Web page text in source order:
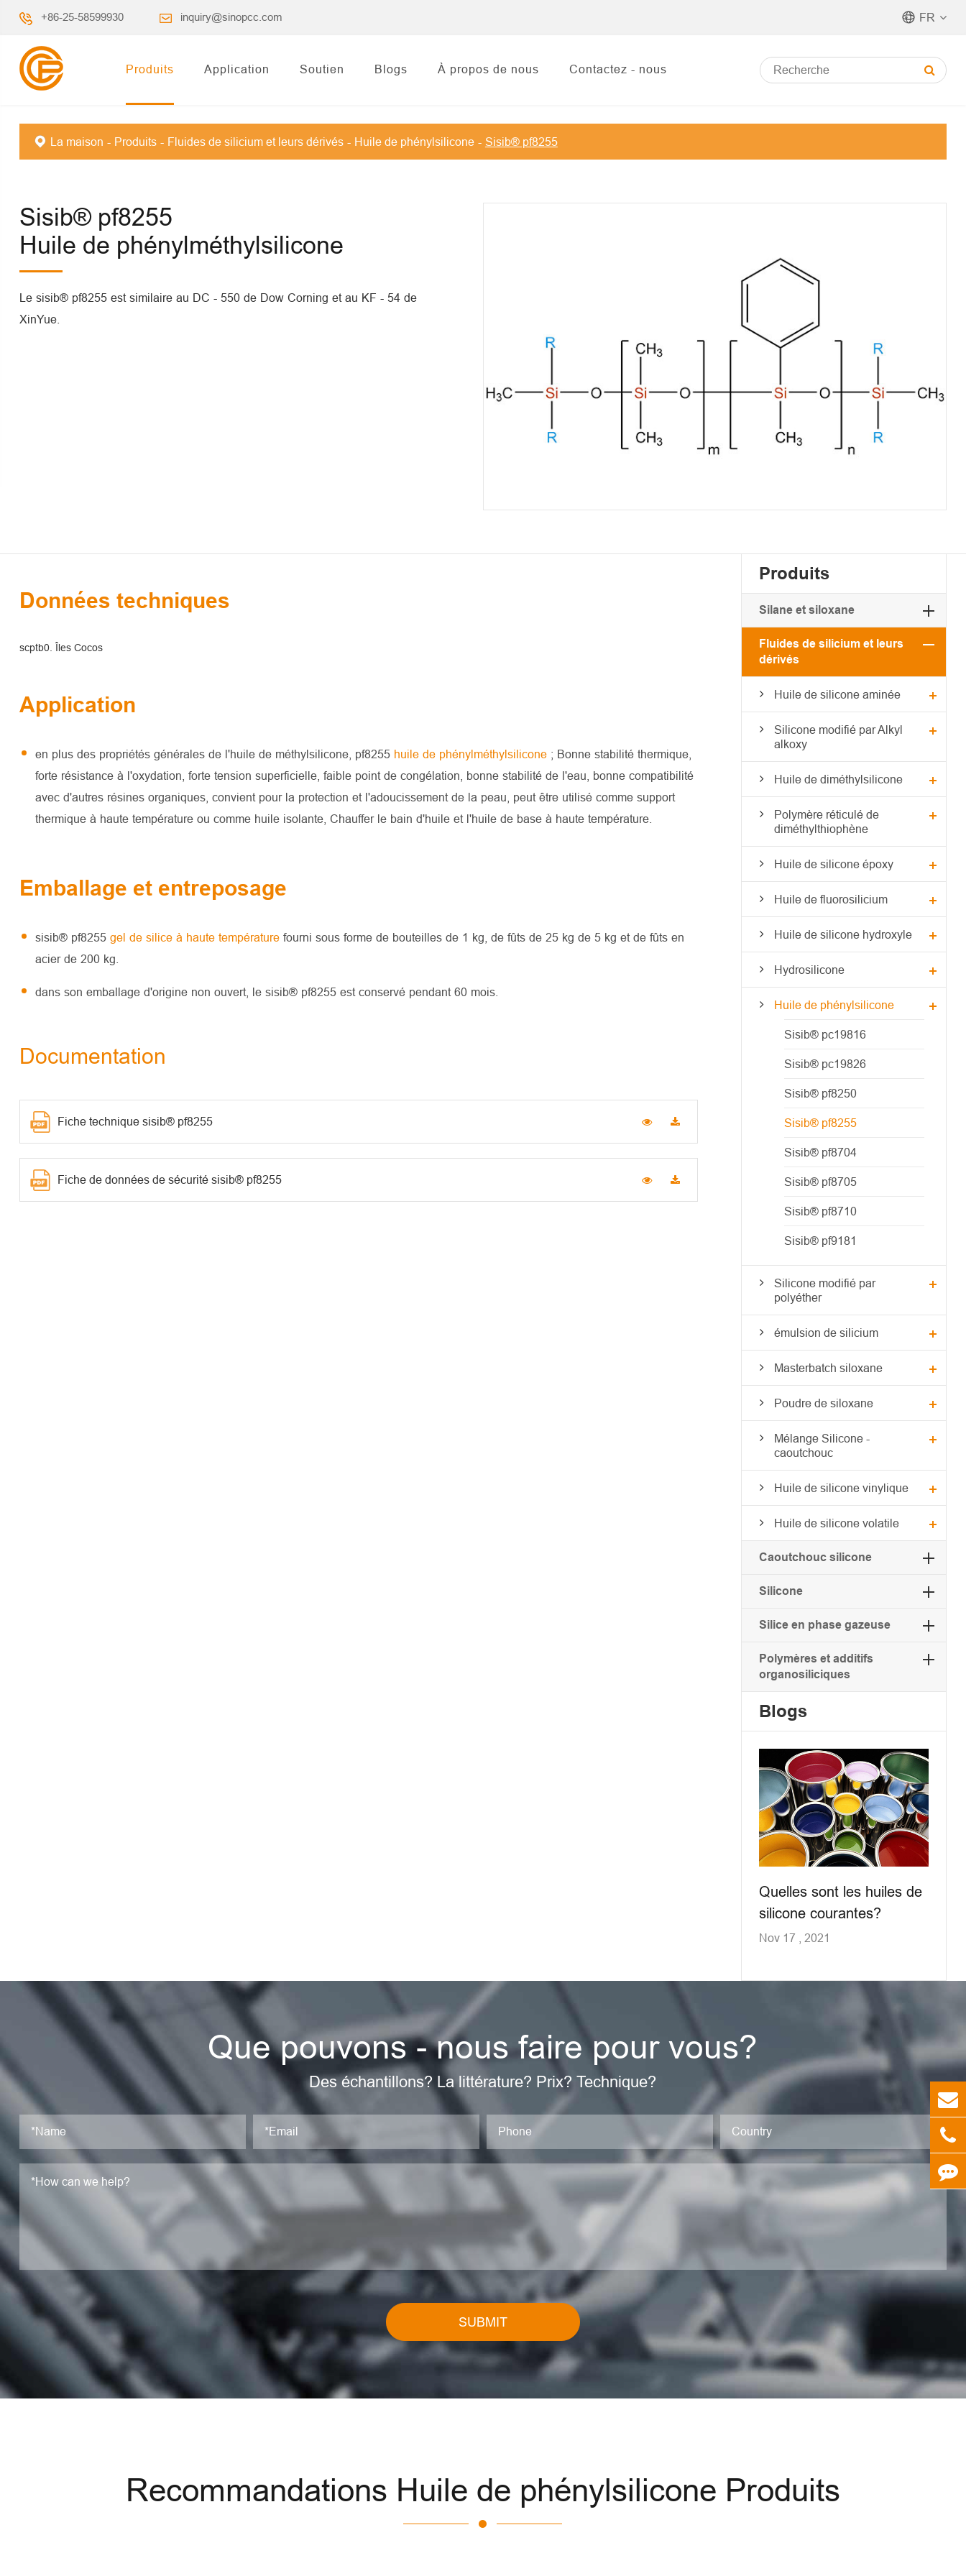
+86-25-58599930 inquiry@sinopcc.com FR
Produits Application Soutien Blogs À propos de nous Contactez - nous
La maison Produits Fluides de silicium et leurs dérivés Huile de phénylsilicone Sisib® pf8255
Sisib® pf8255
Huile de phénylméthylsilicone
Le sisib® pf8255 est similaire au DC - 550 de Dow Corning et au KF - 54 de
XinYue.
Données techniques
scptb0. Îles Cocos
Application
en plus des propriétés générales de l'huile de méthylsilicone, pf8255 huile de phénylméthylsilicone ; Bonne stabilité thermique,
forte résistance à l'oxydation, forte tension superficielle, faible point de congélation, bonne stabilité de l'eau, bonne compatibilité
avec d'autres résines organiques, convient pour la protection et l'adoucissement de la peau, peut être utilisé comme support
thermique à haute température ou comme huile isolante, Chauffer le bain d'huile et l'huile de base à haute température.
Emballage et entreposage
sisib® pf8255 gel de silice à haute température fourni sous forme de bouteilles de 1 kg, de fûts de 25 kg de 5 kg et de fûts en
acier de 200 kg.
dans son emballage d'origine non ouvert, le sisib® pf8255 est conservé pendant 60 mois.
Documentation
Fiche technique sisib® pf8255
Fiche de données de sécurité sisib® pf8255
Produits
Silane et siloxane
Fluides de silicium et leurs
dérivés
Huile de silicone aminée
Silicone modifié par Alkyl
alkoxy
Huile de diméthylsilicone
Polymère réticulé de
diméthylthiophène
Huile de silicone époxy
Huile de fluorosilicium
Huile de silicone hydroxyle
Hydrosilicone
Huile de phénylsilicone
Sisib® pc19816
Sisib® pc19826
Sisib® pf8250
Sisib® pf8255
Sisib® pf8704
Sisib® pf8705
Sisib® pf8710
Sisib® pf9181
Silicone modifié par
polyéther
émulsion de silicium
Masterbatch siloxane
Poudre de siloxane
Mélange Silicone -
caoutchouc
Huile de silicone vinylique
Huile de silicone volatile
Caoutchouc silicone
Silicone
Silice en phase gazeuse
Polymères et additifs
organosiliciques
Blogs
Quelles sont les huiles de
silicone courantes?
Nov 17 , 2021
Que pouvons - nous faire pour vous?
Des échantillons? La littérature? Prix? Technique?
SUBMIT
Recommandations Huile de phénylsilicone Produits